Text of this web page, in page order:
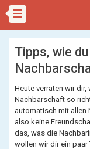
Tipps, wie
Heute verraten wir
Nachbarschaft so
automatisch mit allen
also keine
das, was die
wollen wir dir ein